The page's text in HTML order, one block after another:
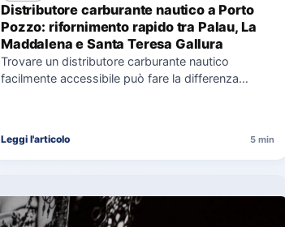
Distributore carburante nautico a Porto
Pozzo: rifornimento rapido tra Palau, La
Maddalena e Santa Teresa Gallura
Trovare un distributore carburante nautico
facilmente accessibile può fare la differenza
Leggi l'articolo 5 min